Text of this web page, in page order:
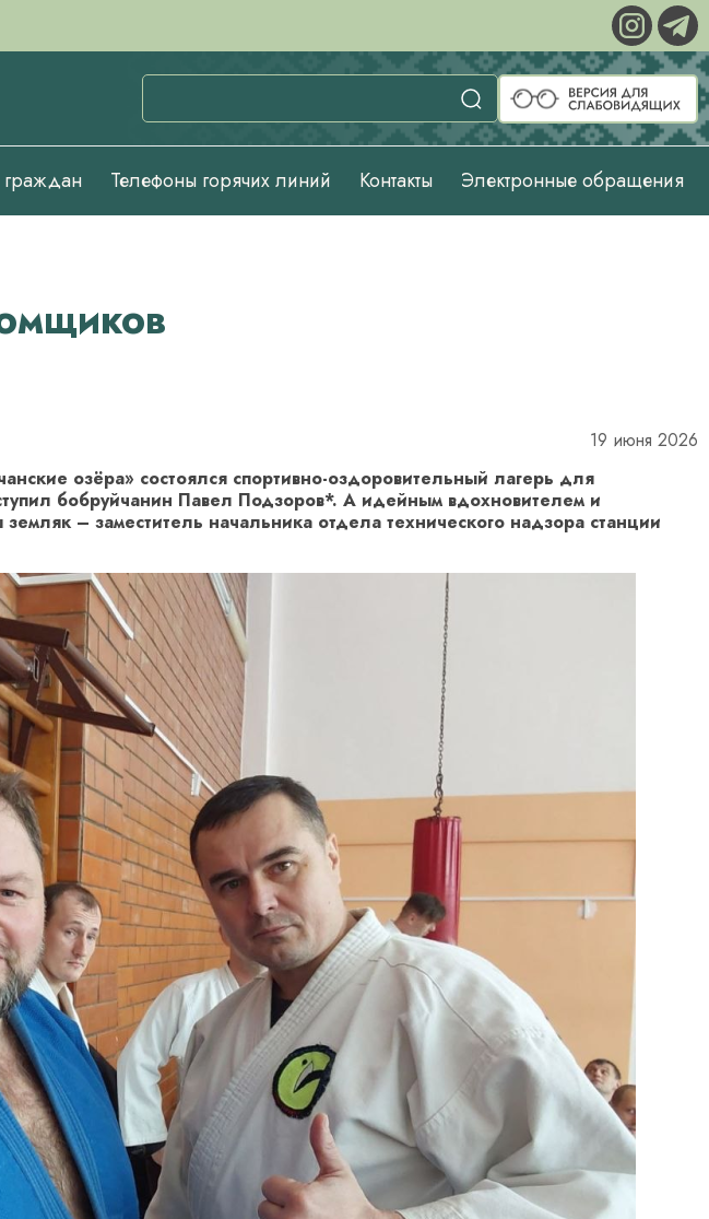
Телефоны горячих линий Контакты Электронные обращения
19 июня 2026
озёра» состоялся спортивно-оздоровительный лагерь для
бобруйчанин Павел Подзоров*. А идейным вдохновителем и
– заместитель начальника отдела технического надзора станции